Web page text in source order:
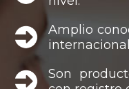
Amplio
Son